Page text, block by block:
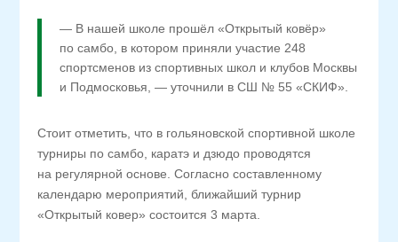
— В нашей школе прошёл «Открытый ковёр»
по самбо, в котором приняли участие 248
спортсменов из спортивных школ и клубов Москвы
и Подмосковья, — уточнили в СШ № 55 «СКИФ».
Стоит отметить, что в гольяновской спортивной школе
турниры по самбо, каратэ и дзюдо проводятся
на регулярной основе. Согласно составленному
календарю мероприятий, ближайший турнир
«Открытый ковер» состоится 3 марта.